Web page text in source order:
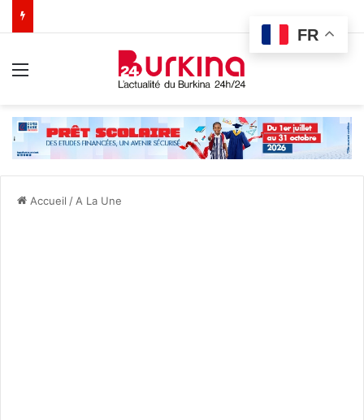
Accueil / A La Une
FR